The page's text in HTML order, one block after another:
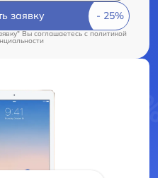
заявку
Вы соглашаетесь cполитикой